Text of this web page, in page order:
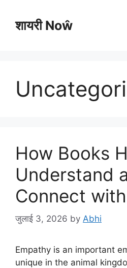
contentशायरी Noŵ
How Books
Understand
Connect
जुलाई 3, 2026 by Abhi
Empathy is an important
unique in the animal